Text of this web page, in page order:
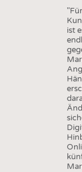
ist